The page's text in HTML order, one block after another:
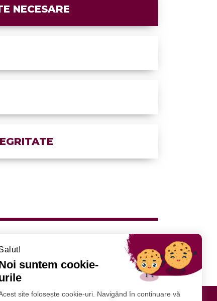
NECESARE
suntem cookie-
site folosește cookie-uri. Navigând în continuare vă